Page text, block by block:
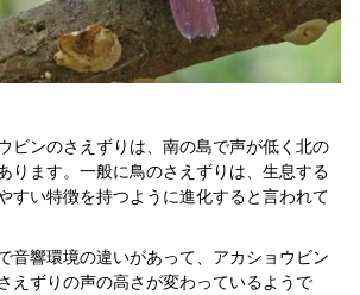
ビンのさえずりは、南の島で声が低く北の
ります。一般に鳥のさえずりは、生息する
すい特徴を持つように進化すると言われて
音響環境の違いがあって、アカショウビン
えずりの声の高さが変わっているようで